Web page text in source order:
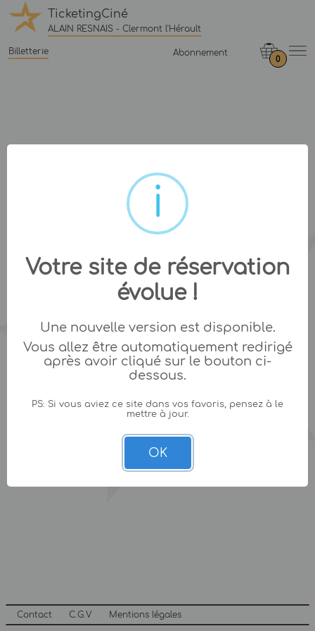
TicketingCiné
ALAIN RESNAIS - Clermont l'Hérault
Billetterie Abonnement
0
Contact C.G.V Mentions légales
Votre site de réservation
évolue !
Une nouvelle version est disponible.
Vous allez être automatiquement redirigé
après avoir cliqué sur le bouton ci-
dessous.
PS: Si vous aviez ce site dans vos favoris, pensez à le
mettre à jour.
OK